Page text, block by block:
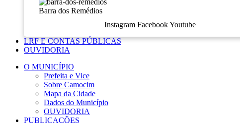
Barra dos Remédios
Instagram FacebookYoutube
LRF E CONTAS PÚBLICAS
OUVIDORIA
O MUNICÍPIO
Prefeita e Vice
Sobre Camocim
Mapa da Cidade
Dados do Município
OUVIDORIA
PUBLICAÇÕES